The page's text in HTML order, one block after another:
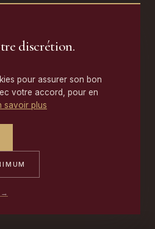
discrétion.
pour assurer son bon
votre accord, pour en
savoir plus
→